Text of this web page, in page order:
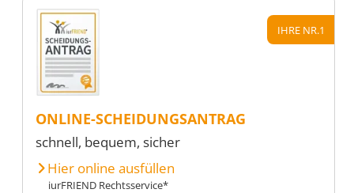
IHRE NR.1
ONLINE-SCHEIDUNGSANTRAG
schnell, bequem, sicher
Hier online ausfüllen
iurFRIEND Rechtsservice*